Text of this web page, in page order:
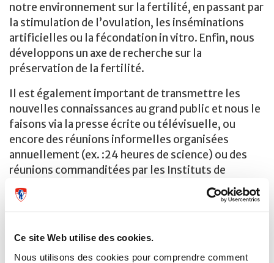
Ce site Web utilise des cookies.
Nous utilisons des cookies pour comprendre comment
notre environnement sur la fertilité, en passant par
la stimulation de l’ovulation, les inséminations
artificielles ou la fécondation in vitro. Enfin, nous
développons un axe de recherche sur la
préservation de la fertilité.
Il est également important de transmettre les
nouvelles connaissances au grand public et nous le
faisons via la presse écrite ou télévisuelle, ou
encore des réunions informelles organisées
annuellement (ex. :24 heures de science) ou des
réunions commanditées par les Instituts de
recherche en santé du Canada (IRSC).